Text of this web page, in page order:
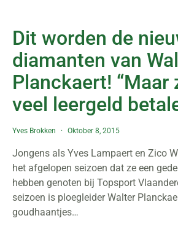
Dit worden de
diamanten van
Planckaert! “Maar
veel leergeld
Yves Brokken Oktober 8, 2015
Jongens als Yves Lampaert en Zico
het afgelopen seizoen dat ze een
hebben genoten bij Topsport
seizoen is ploegleider Walter
goudhaantjes…